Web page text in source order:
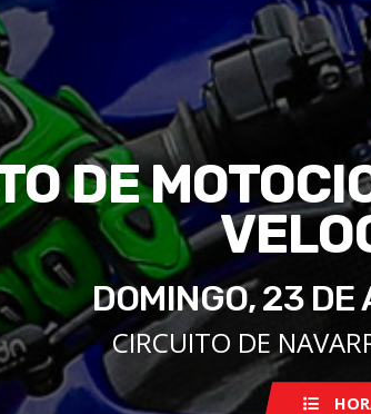
DE
DOMINGO, 23
CIRCUITO DE